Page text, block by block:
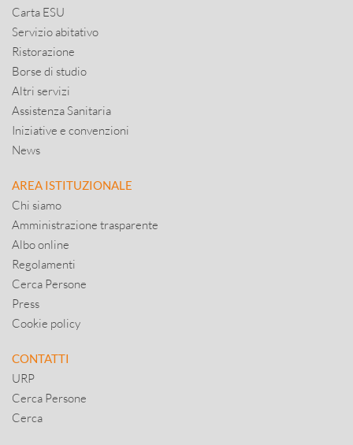
Carta ESU
Servizio abitativo
Ristorazione
Borse di studio
Altri servizi
Assistenza Sanitaria
Iniziative e convenzioni
News
AREA ISTITUZIONALE
Chi siamo
Amministrazione trasparente
Albo online
Regolamenti
Cerca Persone
Press
Cookie policy
CONTATTI
URP
Cerca Persone
Cerca